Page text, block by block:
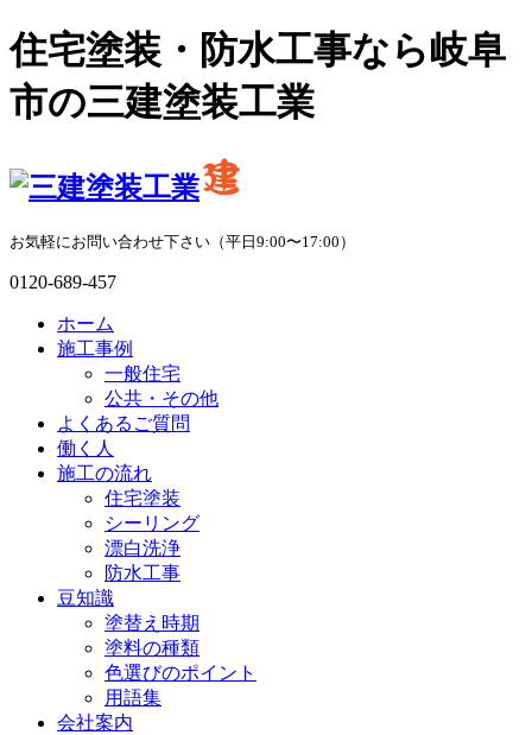
住宅塗装・防水工事なら岐阜
市の三建塗装工業
お気軽にお問い合わせ下さい（平日9:00〜17:00）
0120-689-457
ホーム
施工事例
一般住宅
公共・その他
よくあるご質問
働く人
施工の流れ
住宅塗装
シーリング
漂白洗浄
防水工事
豆知識
塗替え時期
塗料の種類
色選びのポイント
用語集
会社案内